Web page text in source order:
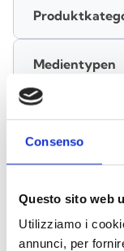
Consenso
Questo sito web
Utilizziamo i
annunci, per
Dokumente (6992)
Alle
Medientypen